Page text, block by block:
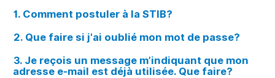
1. Comment postuler à la STIB?
2. Que faire si j'ai oublié mon mot de passe?
3. Je reçois un message m’indiquant que mon
adresse e-mail est déjà utilisée. Que faire?